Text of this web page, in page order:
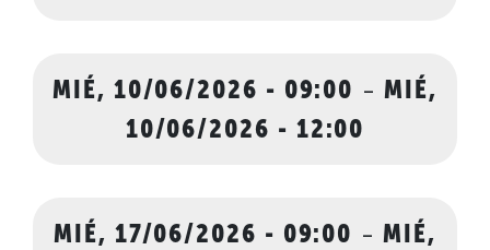
MIÉ, 10/06/2026 - 09:00 -MIÉ,
10/06/2026 - 12:00
MIÉ, 17/06/2026 - 09:00 -MIÉ,